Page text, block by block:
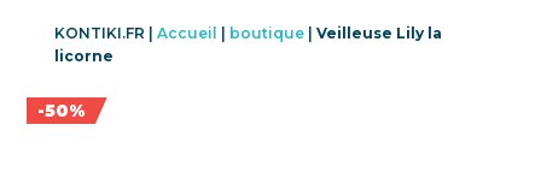
KONTIKI.FR | Accueil boutique| Veilleuse Lily la
licorne
-50%